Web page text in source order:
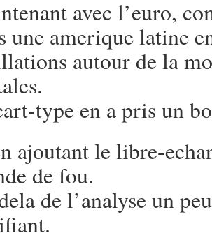
avec l’euro,
une amerique latine
autour de la
type en a pris un
ajoutant le libre-
de fou.
de l’analyse un